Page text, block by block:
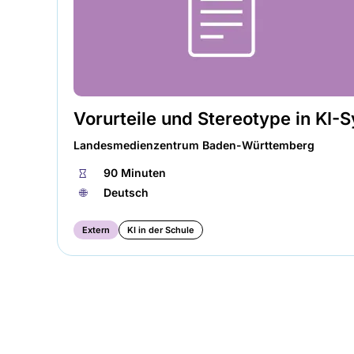
Vorurteile und Stereotype in KI-
Landesmedienzentrum Baden-Württemberg
⏱
90 Minuten
🌐︎
Deutsch
Extern KI in der Schule